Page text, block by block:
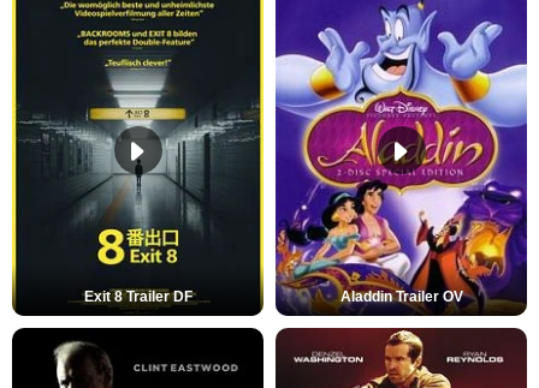
Exit 8 Trailer DF Aladdin Trailer OV